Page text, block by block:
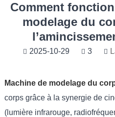
Comment
modelage du
2025-10-29 3
Machine de modelage du
corps grâce à la synergie de
(lumière infrarouge,